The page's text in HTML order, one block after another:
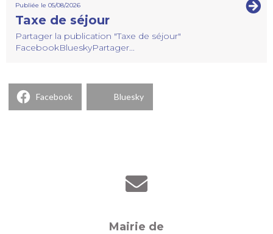
Publiée le 05/08/2026
Taxe de séjour
Partager la publication "Taxe de séjour"
FacebookBlueskyPartager...
Facebook Bluesky
Mairie de